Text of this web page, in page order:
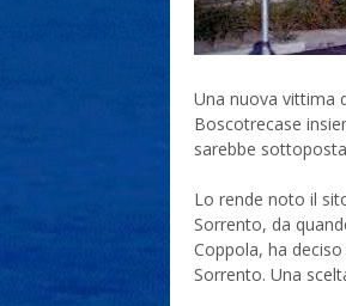
Una nuova vittima
Boscotrecase
sarebbe
Lo rende noto il
Sorrento, da
Coppola, ha
Sorrento. Una